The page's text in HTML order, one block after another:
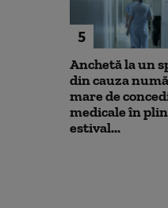
5
Anchetă la un
din cauza
mare de
medicale în
estival...